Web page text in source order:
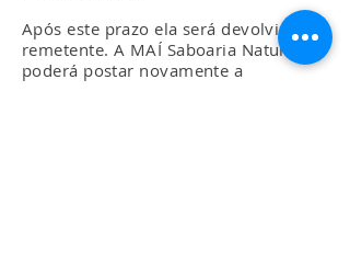
Após este prazo ela será devolvida ao
remetente. A MAÍ Saboaria Natural
poderá postar novamente a